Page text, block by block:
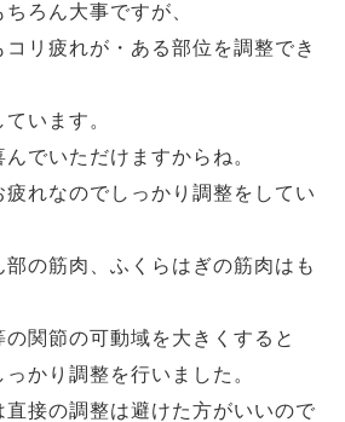
ろん大事ですが、
コリ疲れが・ある部位を調整でき
います。
でいただけますからね。
れなのでしっかり調整をしてい
の筋肉、ふくらはぎの筋肉はも
関節の可動域を大きくすると
かり調整を行いました。
接の調整は避けた方がいいので